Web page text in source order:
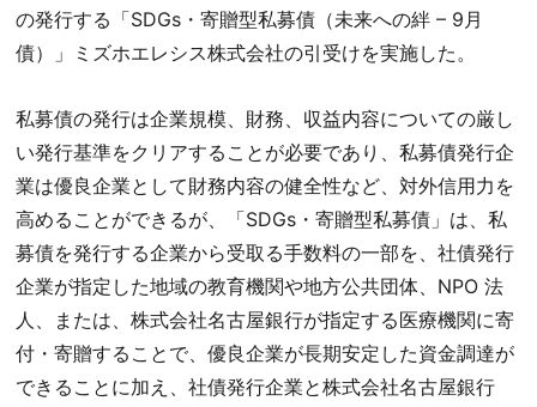
の発行する「SDGs・寄贈型私募債（未来への絆 – 9月
債）」ミズホエレシス株式会社の引受けを実施した。
私募債の発行は企業規模、財務、収益内容についての厳し
い発行基準をクリアすることが必要であり、私募債発行企
業は優良企業として財務内容の健全性など、対外信用力を
高めることができるが、「SDGs・寄贈型私募債」は、私
募債を発行する企業から受取る手数料の一部を、社債発行
企業が指定した地域の教育機関や地方公共団体、NPO 法
人、または、株式会社名古屋銀行が指定する医療機関に寄
付・寄贈することで、優良企業が長期安定した資金調達が
できることに加え、社債発行企業と株式会社名古屋銀行